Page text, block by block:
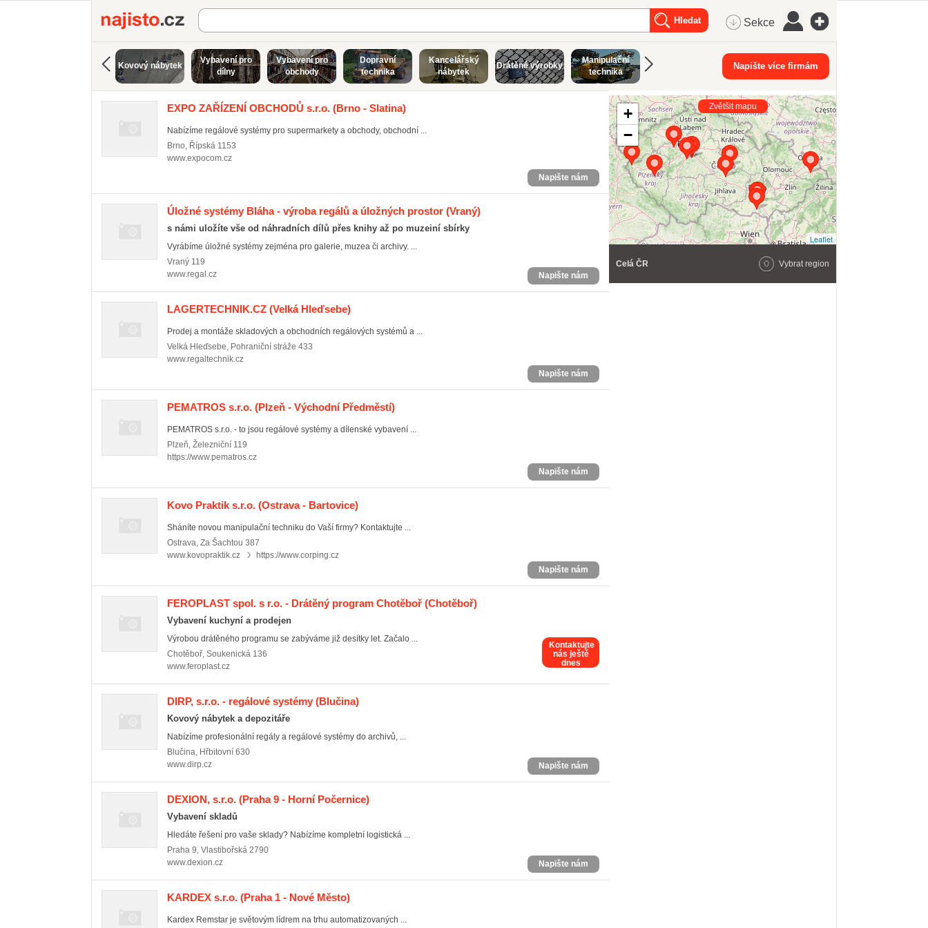
Najisto.cz Sekce
Kovový nábytek
Vybavení pro
dílny
Vybavení pro
obchody
Dopravní
technika
Kancelářský
nábytek
Drátěné výrobky
Manipulační
technika
Napište více firmám
EXPO ZAŘÍZENÍ OBCHODŮ s.r.o. (Brno - Slatina)
Nabízíme regálové systémy pro supermarkety a obchody, obchodní ...
Brno, Řípská 1153
www.expocom.cz
Napište nám
Úložné systémy Bláha - výroba regálů a úložných prostor (Vraný)
s námi uložíte vše od náhradních dílů přes knihy až po muzeiní sbírky
Vyrábíme úložné systémy zejména pro galerie, muzea či archivy. ...
Vraný 119
www.regal.cz
Napište nám
LAGERTECHNIK.CZ (Velká Hleďsebe)
Prodej a montáže skladových a obchodních regálových systémů a ...
Velká Hleďsebe, Pohraniční stráže 433
www.regaltechnik.cz
Napište nám
PEMATROS s.r.o. (Plzeň - Východní Předměstí)
PEMATROS s.r.o. - to jsou regálové systémy a dílenské vybavení ...
Plzeň, Železniční 119
https://www.pematros.cz
Napište nám
Kovo Praktik s.r.o. (Ostrava - Bartovice)
Sháníte novou manipulační techniku do Vaší firmy? Kontaktujte ...
Ostrava, Za Šachtou 387
www.kovopraktik.cz
https://www.corping.cz
Napište nám
FEROPLAST spol. s r.o. - Drátěný program Chotěboř (Chotěboř)
Vybavení kuchyní a prodejen
Výrobou drátěného programu se zabýváme již desítky let. Začalo ...
Chotěboř, Soukenická 136
www.feroplast.cz
Kontaktujte
nás ještě
dnes
DIRP, s.r.o. - regálové systémy (Blučina)
Kovový nábytek a depozitáře
Nabízíme profesionální regály a regálové systémy do archivů, ...
Blučina, Hřbitovní 630
www.dirp.cz
Napište nám
DEXION, s.r.o. (Praha 9 - Horní Počernice)
Vybavení skladů
Hledáte řešení pro vaše sklady? Nabízíme kompletní logistická ...
Praha 9, Vlastibořská 2790
www.dexion.cz
Napište nám
KARDEX s.r.o. (Praha 1 - Nové Město)
Kardex Remstar je světovým lídrem na trhu automatizovaných ...
+
−
Leaflet
Zvětšit mapu
Celá ČR Vybrat region